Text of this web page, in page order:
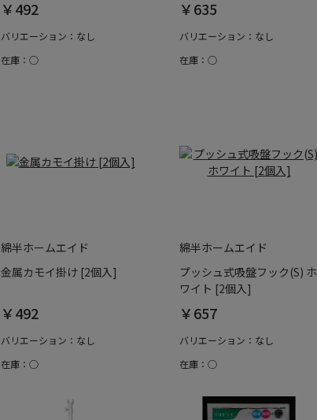
￥492
バリエーション：なし
在庫：○
￥635
バリエーション：なし
在庫：○
綿半ホームエイド
金属カモイ掛け [2個入]
￥492
バリエーション：なし
在庫：○
綿半ホームエイド
プッシュ式吸盤フック(S) ホ
ワイト [2個入]
￥657
バリエーション：なし
在庫：○